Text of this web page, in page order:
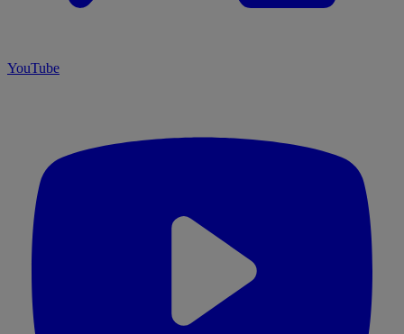
YouTube